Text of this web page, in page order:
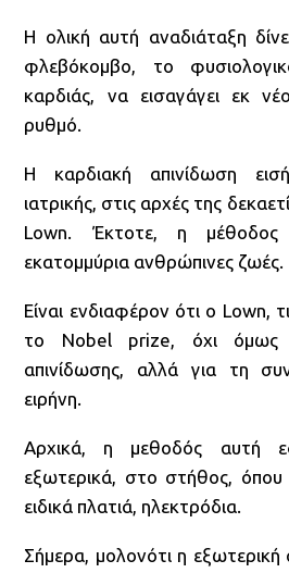
Η ολική αυτή αναδιάταξη
φλεβόκομβο, το
καρδιάς, να εισαγάγει εκ
ρυθμό.
Η καρδιακή απινίδωση
ιατρικής, στις αρχές της
Lown. Έκτοτε, η
εκατομμύρια ανθρώπινες ζωές.
Είναι ενδιαφέρον ότι ο Lown,
το Nobel prize, όχι όμως
απινίδωσης, αλλά για τη
ειρήνη.
Αρχικά, η μεθοδός αυτή
εξωτερικά, στο στήθος,
ειδικά πλατιά, ηλεκτρόδια.
Σήμερα, μολονότι η εξωτερική